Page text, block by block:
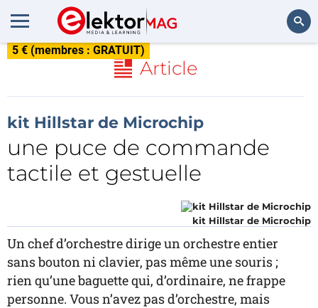
5 € (membres : GRATUIT)
Article
kit Hillstar de Microchip
une puce de commande
tactile et gestuelle
kit Hillstar de Microchip
Un chef d’orchestre dirige un orchestre entier
sans bouton ni clavier, pas même une souris ;
rien qu’une baguette qui, d’ordinaire, ne frappe
personne. Vous n’avez pas d’orchestre, mais